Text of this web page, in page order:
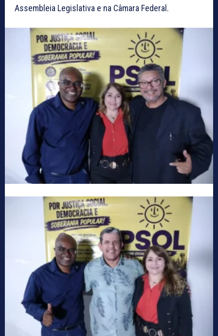
Assembleia Legislativa e na Câmara Federal.